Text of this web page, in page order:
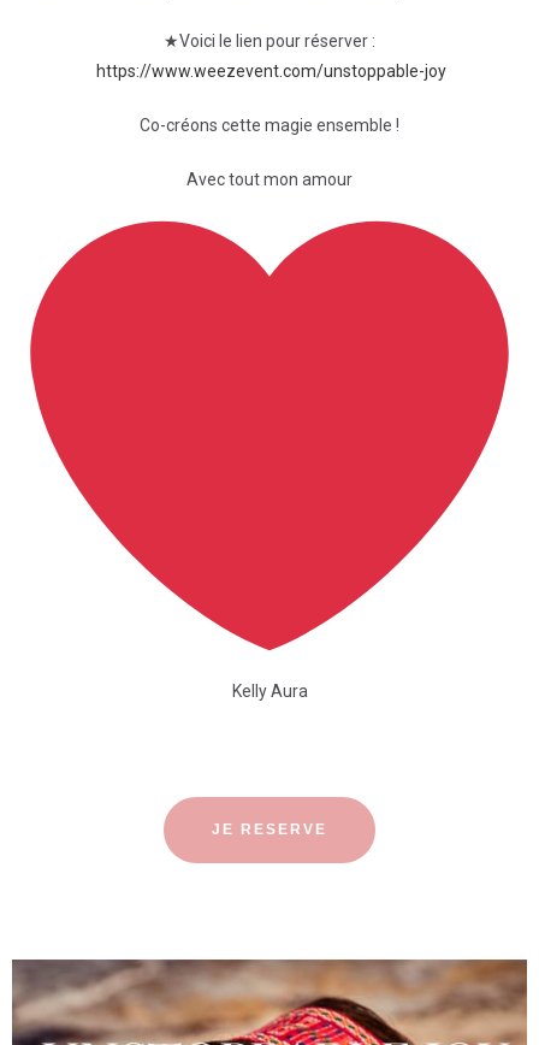
★Voici le lien pour réserver :
https://www.weezevent.com/unstoppable-joy
Co-créons cette magie ensemble !
Avec tout mon amour
Kelly Aura
JE RESERVE